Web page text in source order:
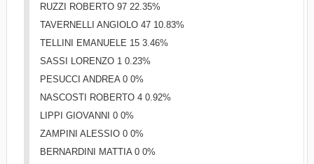
RUZZI ROBERTO 97 22.35%
TAVERNELLI ANGIOLO 47 10.83%
TELLINI EMANUELE 15 3.46%
SASSI LORENZO 1 0.23%
PESUCCI ANDREA 0 0%
NASCOSTI ROBERTO 4 0.92%
LIPPI GIOVANNI 0 0%
ZAMPINI ALESSIO 0 0%
BERNARDINI MATTIA 0 0%